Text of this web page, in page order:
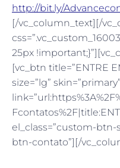
http://bit.ly/
[/vc_column_text][/
25px
[vc_btn title=”ENTRE
size=”lg” skin=”primary”
el_class=”custom-
btn-contato”][/